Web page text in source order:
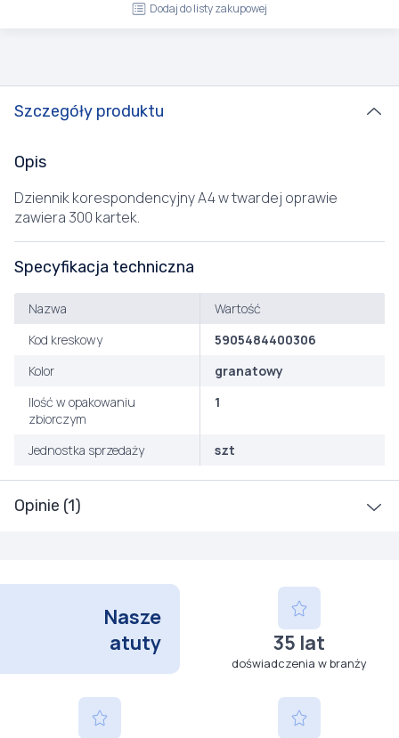
Dodaj do listy zakupowej
Szczegóły produktu
Opinie (1)
Opis
Dziennik korespondencyjny A4 w twardej oprawie
zawiera 300 kartek.
Specyfikacja techniczna
Nazwa
Wartość
Kod kreskowy
5905484400306
Kolor
granatowy
Ilość w opakowaniu
zbiorczym
1
Jednostka sprzedaży szt
Nasze
atuty
35 lat
doświadczenia w branży